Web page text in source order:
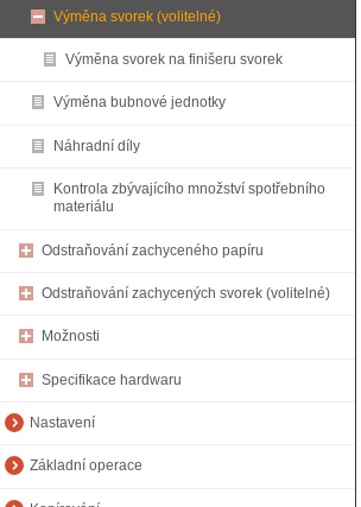
Výměna svorek (volitelné)
Výměna svorek na finišeru svorek
Výměna bubnové jednotky
Náhradní díly
Kontrola zbývajícího množství spotřebního
materiálu
Odstraňování zachyceného papíru
Odstraňování zachycených svorek (volitelné)
Možnosti
Specifikace hardwaru
Nastavení
Základní operace